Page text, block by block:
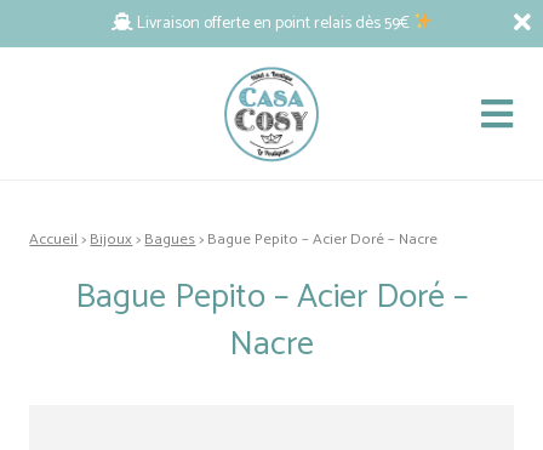
Livraison offerte en point relais dès 59€
Accueil>Bijoux>Bagues> Bague Pepito – Acier Doré – Nacre
Bague Pepito – Acier Doré –
Nacre